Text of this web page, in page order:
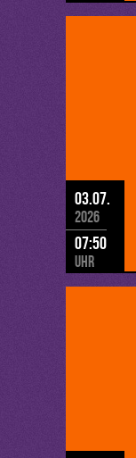
03.07.
2026
07:50
Uhr